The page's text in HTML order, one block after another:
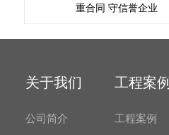
重合同 守信誉企业
关于我们
公司简介
工程案例
工程案例